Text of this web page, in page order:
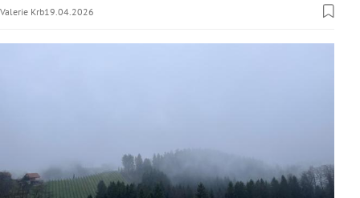
Valerie Krb19.04.2026